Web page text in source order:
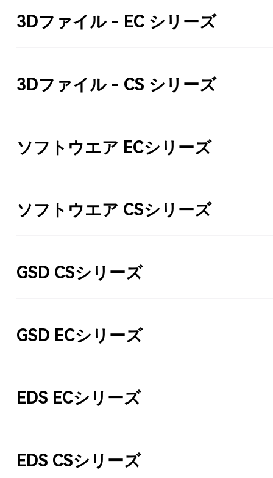
3Dファイル - EC シリーズ
3Dファイル - CS シリーズ
ソフトウエア ECシリーズ
ソフトウエア CSシリーズ
GSD CSシリーズ
GSD ECシリーズ
EDS ECシリーズ
EDS CSシリーズ